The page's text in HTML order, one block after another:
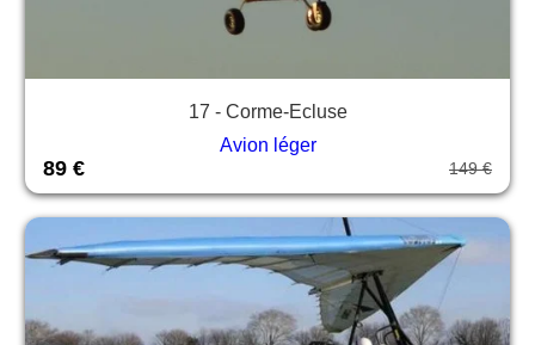
17 - Corme-Ecluse
Avion léger
89 € 149 €